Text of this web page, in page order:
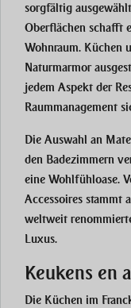
sorgfältig
Oberflächen schafft
Wohnraum. Küchen
Naturmarmor
jedem Aspekt der
Raummanagement
Die Auswahl an
den Badezimmern
eine Wohlfühloase.
Accessoires stammt
weltweit
Luxus.
Keukens en
Die Küchen im